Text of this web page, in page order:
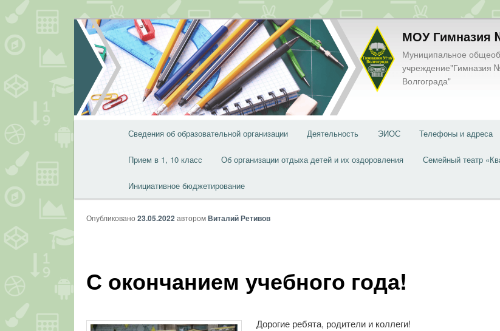
Перейти
к
основному
содержимому
МОУ Гимназия
Муниципальное
учреждение"Гимназия
Волгограда"
Сведения об образовательной организации Деятельность ЭИОС Телефоны и адреса
Прием в 1, 10 класс Об организации отдыха детей и их оздоровления Семейный театр
Инициативное бюджетирование
С окончанием учебного года!
Опубликовано 23.05.2022авторомВиталий Ретивов
Дорогие ребята, родители и коллеги!